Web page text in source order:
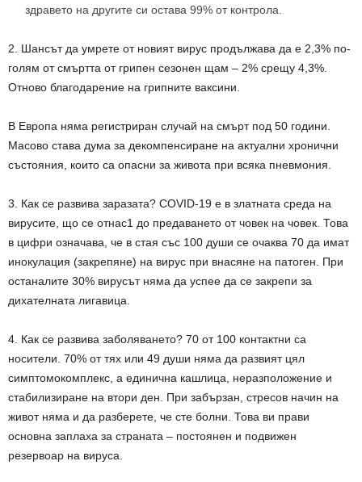
здравето на другите си остава 99% от контрола.
2. Шансът да умрете от новият вирус продължава да е 2,3% по-
голям от смъртта от грипен сезонен щам – 2% срещу 4,3%.
Отново благодарение на грипните ваксини.
В Европа няма регистриран случай на смърт под 50 години.
Масово става дума за декомпенсиране на актуални хронични
състояния, които са опасни за живота при всяка пневмония.
3. Как се развива заразата? COVID-19 е в златната среда на
вирусите, що се отнас1 до предаването от човек на човек. Това
в цифри означава, че в стая със 100 души се очаква 70 да имат
инокулация (закрепяне) на вирус при внасяне на патоген. При
останалите 30% вирусът няма да успее да се закрепи за
дихателната лигавица.
4. Как се развива заболяването? 70 от 100 контактни са
носители. 70% от тях или 49 души няма да развият цял
симптомокомплекс, а единична кашлица, неразположение и
стабилизиране на втори ден. При забързан, стресов начин на
живот няма и да разберете, че сте болни. Това ви прави
основна заплаха за страната – постоянен и подвижен
резервоар на вируса.